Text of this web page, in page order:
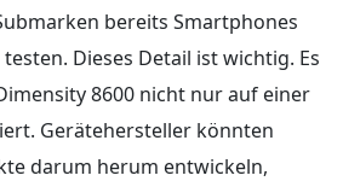
bereits Smartphones
Dieses Detail ist wichtig. Es
8600 nicht nur auf einer
Gerätehersteller könnten
darum herum entwickeln,